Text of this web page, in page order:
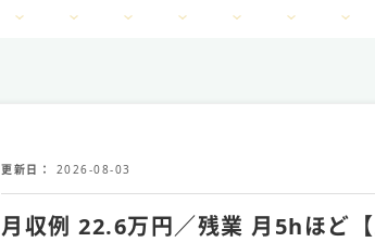
更新日 2026-08-03
月収例 22.6万円／残業 月5hほど